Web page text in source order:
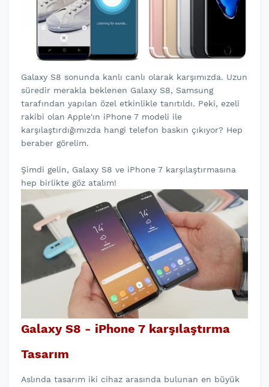
Galaxy S8 sonunda kanlı canlı olarak karşımızda. Uzun
süredir merakla beklenen Galaxy S8, Samsung
tarafından yapılan özel etkinlikle tanıtıldı. Peki, ezeli
rakibi olan Apple'ın iPhone 7 modeli ile
karşılaştırdığımızda hangi telefon baskın çıkıyor? Hep
beraber görelim.
Şimdi gelin, Galaxy S8 ve iPhone 7 karşılaştırmasına
hep birlikte göz atalım!
Galaxy S8 - iPhone 7 karşılaştırma
Tasarım
Aslında tasarım iki cihaz arasında bulunan en büyük